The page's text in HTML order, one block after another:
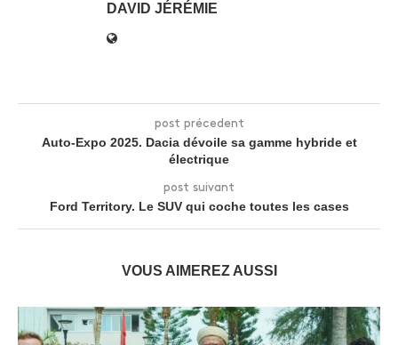
DAVID JÉRÉMIE
post précedent
Auto-Expo 2025. Dacia dévoile sa gamme hybride et
électrique
post suivant
Ford Territory. Le SUV qui coche toutes les cases
VOUS AIMEREZ AUSSI